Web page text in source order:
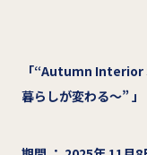
「“Autumn Interior
暮らしが変わる～” 」